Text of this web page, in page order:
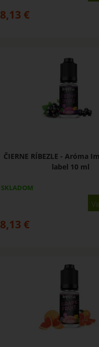
8,13 €
ČIERNE RÍBEZLE - Aróma
label 10 ml
SKLADOM
8,13 €